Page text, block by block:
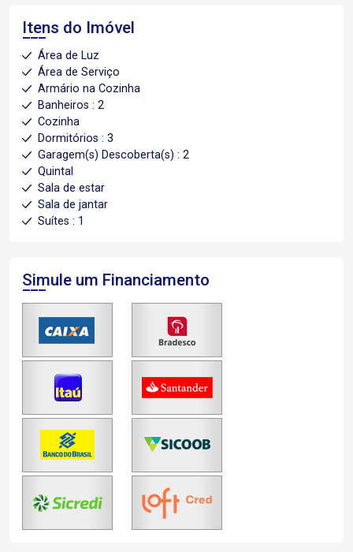
Itens do Imóvel
Área de Luz
Área de Serviço
Armário na Cozinha
Banheiros : 2
Cozinha
Dormitórios : 3
Garagem(s) Descoberta(s) : 2
Quintal
Sala de estar
Sala de jantar
Suítes : 1
Simule um Financiamento